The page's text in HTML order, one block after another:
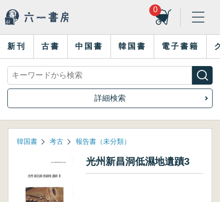
0
新刊 古書 中国書 韓国書 電子書籍
詳細検索
韓国書 考古 報告書（未分類）
光州新昌洞低濕地遺蹟3